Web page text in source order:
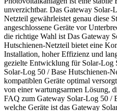
unverzichtbar. Das Gateway Solar-
Netzteil gewährleistet genau diese
angeschlossene Geräte vor
die richtige Wahl ist Das Gateway
Hutschienen-Netzteil bietet eine
Installation, hoher Effizienz und
gezielte Entwicklung für Solar-Log
Solar-Log 50 / Base Hutschienen-
kompatiblen Geräte optimal
von einer wartungsarmen Lösung,
FAQ zum Gateway Solar-Log 50 /
welche Geräte ist das Gateway